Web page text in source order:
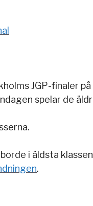
JGP-finaler
spelar de
i äldsta
.